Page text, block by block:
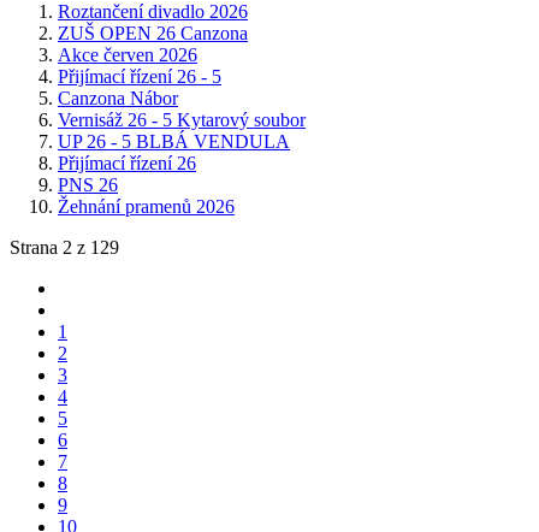
Roztančení divadlo 2026
ZUŠ OPEN 26 Canzona
Akce červen 2026
Přijímací řízení 26 - 5
Canzona Nábor
Vernisáž 26 - 5 Kytarový soubor
UP 26 - 5 BLBÁ VENDULA
Přijímací řízení 26
PNS 26
Žehnání pramenů 2026
Strana 2 z 129
1
2
3
4
5
6
7
8
9
10